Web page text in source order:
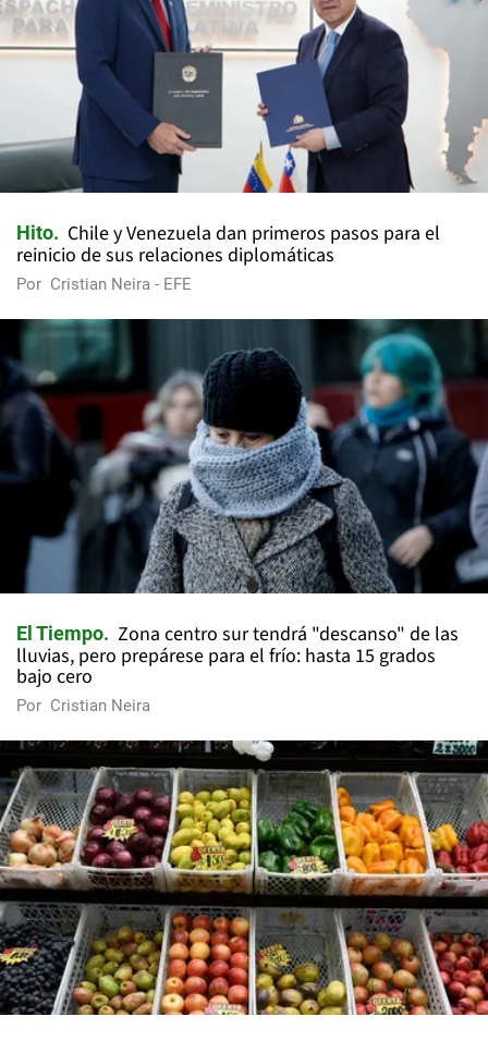
Hito
Chile y Venezuela dan primeros pasos para el
reinicio de sus relaciones diplomáticas
Por Cristian Neira - EFE
El Tiempo
Zona centro sur tendrá "descanso" de las
lluvias, pero prepárese para el frío: hasta 15 grados
bajo cero
Por Cristian Neira